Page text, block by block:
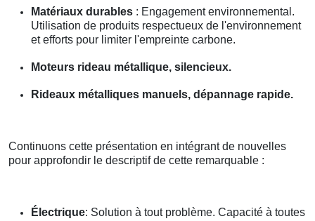
Matériaux durables : Engagement environnemental.
Utilisation de produits respectueux de l'environnement
et efforts pour limiter l'empreinte carbone.
Moteurs rideau métallique, silencieux.
Rideaux métalliques manuels, dépannage rapide.
Continuons cette présentation en intégrant de nouvelles
pour approfondir le descriptif de cette remarquable :
Électrique: Solution à tout problème. Capacité à toutes